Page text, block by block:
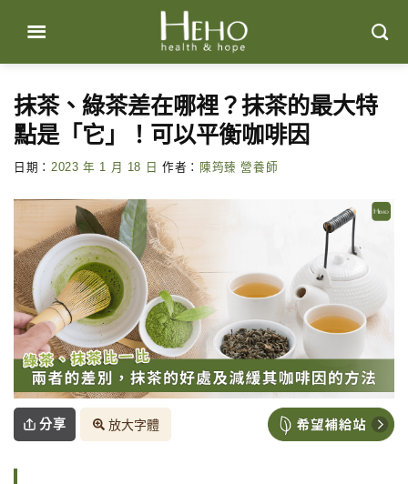
content
抹茶、綠茶差在哪裡？抹茶的最大特
點是「它」！可以平衡咖啡因
日期： 2023 年 1 月 18 日 作者： 陳筠臻 營養師
分享 放大字體